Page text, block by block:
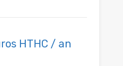
HTHC / an